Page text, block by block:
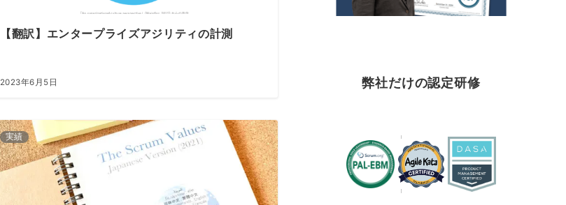
【翻訳】エンタープライズアジリティの計測
2023年6月5日
実績
弊社だけの認定研修